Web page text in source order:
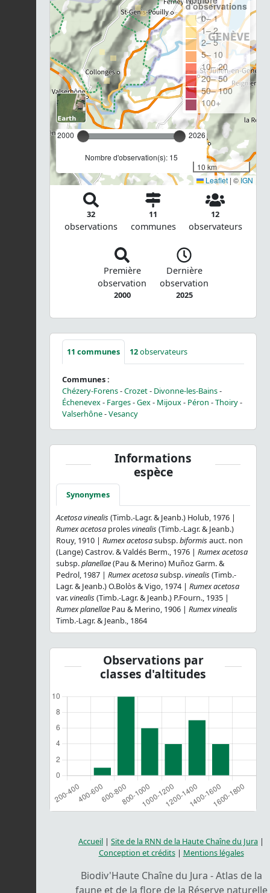
2000 2026
Nombre d'observation(s): 15
d'observations
0– 1
1– 2
2– 5
5– 10
10– 20
20– 50
50– 100
100+
10 km
Leaflet | ©IGN
32
observations
11
communes
12
observateurs
Première
observation
2000
Dernière
observation
2025
11 communes 12observateurs
Communes :
Chézery-Forens-Crozet- Divonne-les-Bains-
Échenevex- Farges-Gex- Mijoux- Péron -Thoiry-
Valserhône-Vesancy
Informations
espèce
Synonymes
Acetosa vinealis (Timb.-Lagr. & Jeanb.) Holub, 1976 |
Rumex acetosa prolesvinealis (Timb.-Lagr. & Jeanb.)
Rouy, 1910 | Rumex acetosasubsp.biformis auct. non
(Lange) Castrov. & Valdés Berm., 1976 | Rumex acetosa
subsp.planellae(Pau & Merino) Muñoz Garm. &
Pedrol, 1987 | Rumex acetosasubsp.vinealis (Timb.-
Lagr. & Jeanb.) O.Bolòs & Vigo, 1974 | Rumex acetosa
var.vinealis (Timb.-Lagr. & Jeanb.) P.Fourn., 1935 |
Rumex planellae Pau & Merino, 1906 | Rumex vinealis
Timb.-Lagr. & Jeanb., 1864
Observations par
classes d'altitudes
Accueil | Site de la RNN de la Haute Chaîne du Jura |
Conception et crédits| Mentions légales
Biodiv'Haute Chaîne du Jura - Atlas de la
faune et de la flore de la Réserve naturelle